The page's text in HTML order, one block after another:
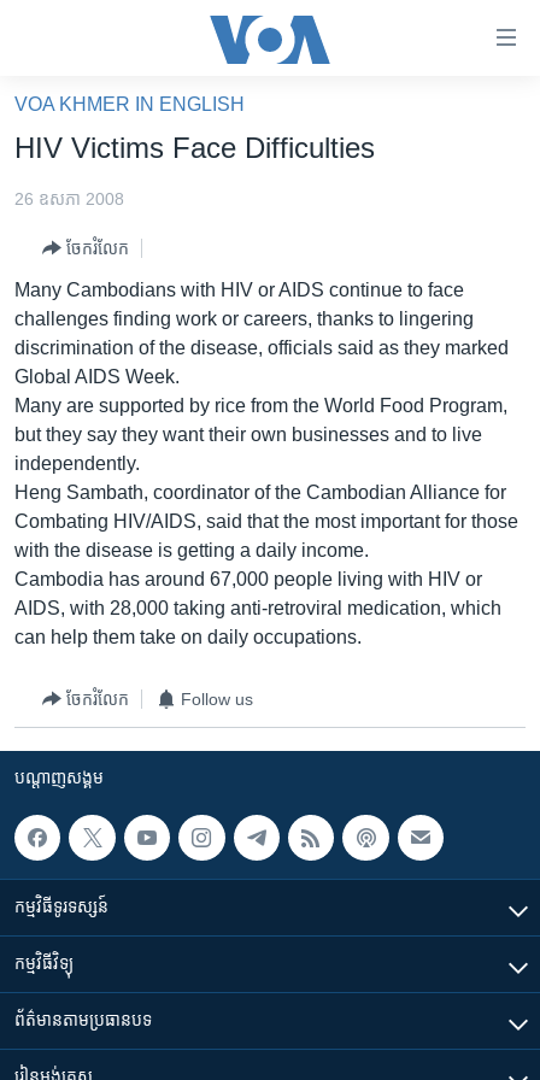
គេហទំព័រ​
ទាក់ទង
និង​
ទំព័រ​
ព័ត៌មាន​​
តែ​
ម្តង
រំលង​
និង​
ចូល​
ទៅ​
ទំព័រ​
រចនា
សម្ព័ន្ធ​
រំលង​
និង​
ស្វែង​
ចិន
ហេឡូវីអូអេ
កម្ពុជាច្នៃប្រតិដ្ឋ
ព្រឹត្តិការណ៍ព័ត៌មាន
ទូរទស្សន៍ / វីដេអូ​
វិទ្យុ / ផតខាសថ៍
កម្មវិធីទាំងអស់
Khmer English
បណ្តាញ​សង្គម
VOA KHMER IN ENGLISH
HIV Victims Face Difficulties
26 ឧសភា 2008
ចែករំលែក
Many Cambodians with HIV or AIDS continue to face
challenges finding work or careers, thanks to lingering
discrimination of the disease, officials said as they marked
Global AIDS Week.
Many are supported by rice from the World Food Program,
but they say they want their own businesses and to live
independently.
Heng Sambath, coordinator of the Cambodian Alliance for
Combating HIV/AIDS, said that the most important for those
with the disease is getting a daily income.
Cambodia has around 67,000 people living with HIV or
AIDS, with 28,000 taking anti-retroviral medication, which
can help them take on daily occupations.
ចែករំលែក Follow us
បណ្តាញ​សង្គម
កម្មវិធី​ទូរទស្សន៍
កម្មវិធី​វិទ្យុ
ព័ត៌មាន​តាមប្រធានបទ​